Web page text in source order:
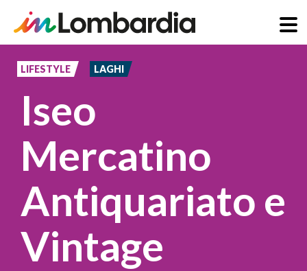
principale
LIFESTYLE LAGHI
Iseo
Mercatino
Antiquariato e
Vintage